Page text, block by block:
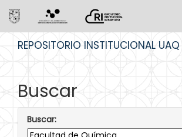
REPOSITORIO INSTITUCIONAL UAQ
Buscar
Buscar: